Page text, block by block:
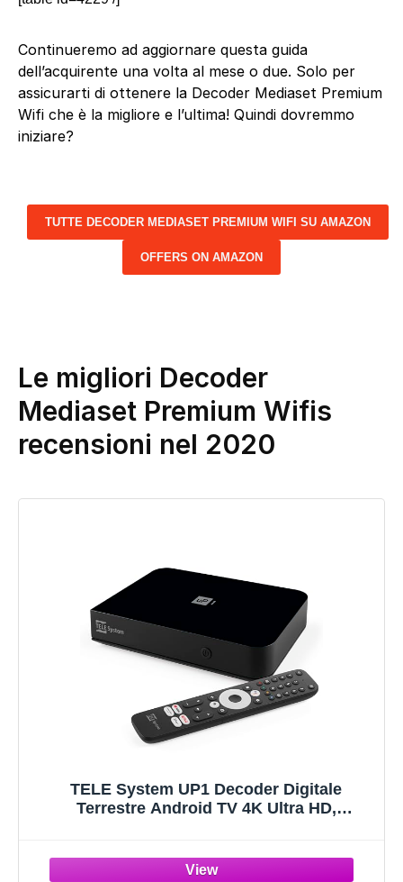
Continueremo ad aggiornare questa guida
dell’acquirente una volta al mese o due. Solo per
assicurarti di ottenere la Decoder Mediaset Premium
Wifi che è la migliore e l’ultima! Quindi dovremmo
iniziare?
TUTTE DECODER MEDIASET PREMIUM WIFI SU AMAZON
OFFERS ON AMAZON
Le migliori Decoder
Mediaset Premium Wifis
recensioni nel 2020
TELE System UP1 Decoder Digitale
Terrestre Android TV 4K Ultra HD,
HDR10+ HLG, AV1, HDMI/SCART.